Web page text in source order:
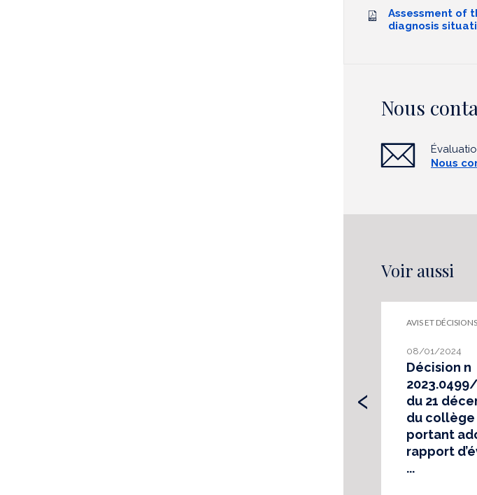
Assessment of
diagnosis
Nous
Nous
Voir aussi
AVIS ET
08/01/2024
Décision n
du 21
du collège
portant
rapport
...
‹